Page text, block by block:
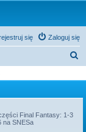
Zaloguj się
się
k
Final Fantasy: 1-3
na SNESa